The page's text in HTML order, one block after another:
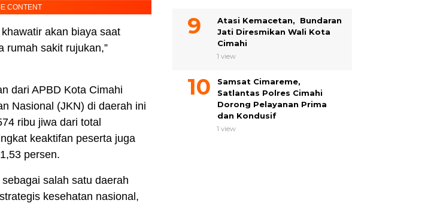
CONTENT
akan biaya saat
rumah sakit rujukan,”
dari APBD Kota Cimahi
Nasional (JKN) di daerah ini
ribu jiwa dari total
keaktifan peserta juga
persen.
salah satu daerah
kesehatan nasional,
Atasi Kemacetan, Bundaran
Jati Diresmikan Wali Kota
Cimahi
1 view
Samsat Cimareme,
Satlantas Polres Cimahi
Dorong Pelayanan Prima
dan Kondusif
1 view